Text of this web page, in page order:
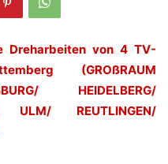
Dreharbeiten von 4 TV-
(GROßRAUM
HEIDELBERG/
ULM/ REUTLINGEN/